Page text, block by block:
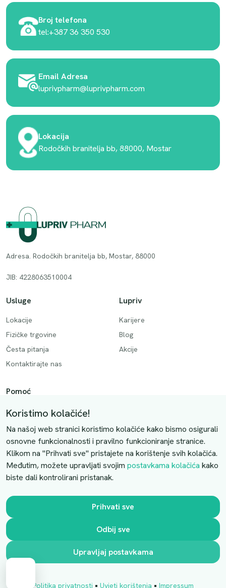
Broj telefona
tel:+387 36 350 530
Email Adresa
luprivpharm@luprivpharm.com
Lokacija
Rodočkih branitelja bb, 88000, Mostar
Adresa. Rodočkih branitelja bb, Mostar, 88000
JIB: 4228063510004
Usluge
Lokacije
Fizičke trgovine
Česta pitanja
Kontaktirajte nas
Lupriv
Karijere
Blog
Akcije
Pomoć
Način plaćanja
Dostava
Povrati i otkazivanje
Uslovi kupovine
Kontaktirajte nas
Slobodno nas kontaktirajte putem e-maila:
luprivpharm@luprivpharm.com
Ova stranica je zaštićena reCAPTCHA sustavom
Koristimo kolačiće!
Na našoj web stranici koristimo kolačiće kako bismo osigurali
osnovne funkcionalnosti i pravilno funkcioniranje stranice.
Klikom na "Prihvati sve" pristajete na korištenje svih kolačića.
Međutim, možete upravljati svojim postavkama kolačića kako
biste dali kontrolirani pristanak.
Prihvati sve
Odbij sve
Upravljaj postavkama
Politika privatnosti • Uvjeti korištenja • Impressum